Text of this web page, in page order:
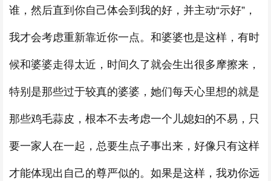
谁，然后直到你自己体会到我的好，并主动“示好”，
我才会考虑重新靠近你一点。和婆婆也是这样，有时
候和婆婆走得太近，时间久了就会生出很多摩擦来，
特别是那些过于较真的婆婆，她们每天心里想的就是
那些鸡毛蒜皮，根本不去考虑一个儿媳妇的不易，只
要一家人在一起，总要生点子事出来，好像只有这样
才能体现出自己的尊严似的。如果是这样，我劝你远